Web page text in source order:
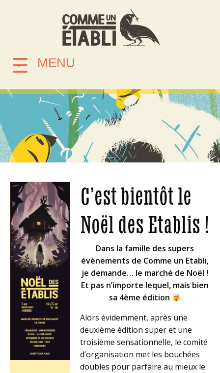
MENU
C’est bientôt le
Noël des Etablis !
Dans la famille des supers
évènements de Comme un Etabli,
je demande… le marché de Noël !
Et pas n’importe lequel, mais bien
sa 4ème édition
Alors évidemment, après une
deuxième édition super et une
troisième sensationnelle, le comité
d’organisation met les bouchées
doubles pour parfaire au mieux le